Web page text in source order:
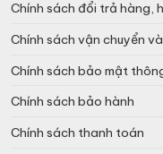
Chính sách đổi trả hàng,
Chính sách vận chuyển
Chính sách bảo mật
Chính sách bảo hành
Chính sách thanh toán